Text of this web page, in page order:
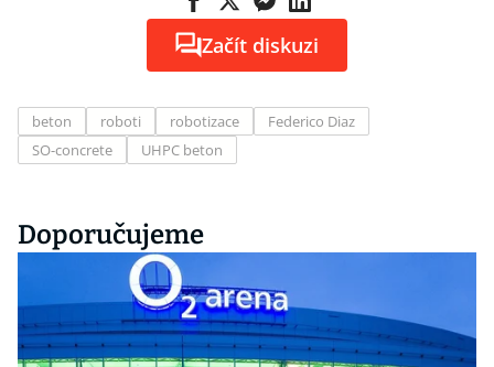
Začít diskuzi
beton roboti robotizace
Federico Diaz
SO-concrete
UHPC beton
Doporučujeme